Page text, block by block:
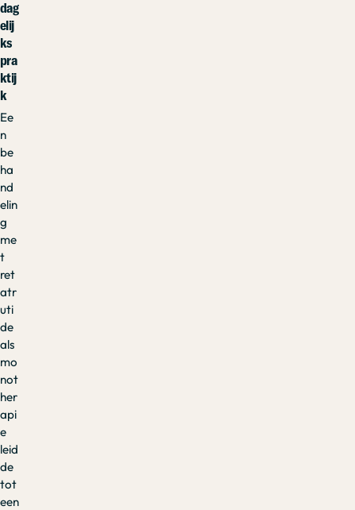
dag
elij
ks
pra
ktij
k
Ee
n
be
ha
nd
elin
g
me
t
ret
atr
uti
de
als
mo
not
her
api
e
leid
de
tot
een